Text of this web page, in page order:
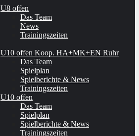
U8 offen
Das Team
News
Trainingszeiten
U10 offen Koop. HA+MK+EN Ruhr
Das Team
Spielplan
Spielberichte & News
Trainingszeiten
U10 offen
Das Team
Spielplan
Spielberichte & News
Trainingszeiten